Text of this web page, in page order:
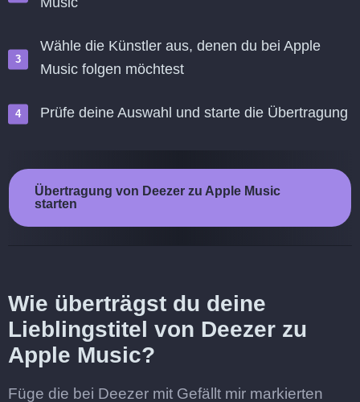
Wähle die Künstler aus, denen du bei Apple
Music folgen möchtest
Prüfe deine Auswahl und starte die Übertragung
Übertragung von Deezer zu Apple Music
starten
Wie überträgst du deine
Lieblingstitel von Deezer zu
Apple Music?
Füge die bei Deezer mit Gefällt mir markierten